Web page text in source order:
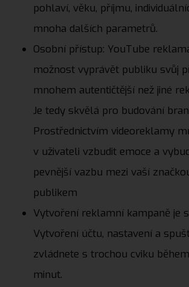
pohlaví, věku, příjmu,
mnoha dalších parametrů.
Osobní přístup: YouTube
možnost vyprávět publiku svůj
mnohem autentičtější než jiné
Je tedy skvělá pro budování
Prostřednictvím videoreklamy
v uživateli vzbudit emoce a
pevnější vazbu mezi vaší
publikem
Vytvoření reklamní kampaně je
Vytvoření účtu, nastavení a
zvládnete s trochou cviku
minut.